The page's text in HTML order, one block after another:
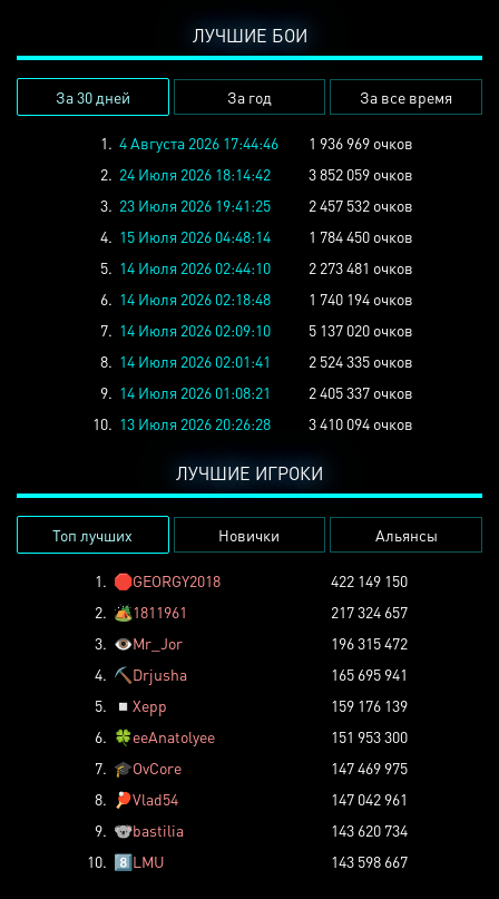
ЛУЧШИЕ БОИ
За 30 дней За год За все время
1. 4 Августа 2026 17:44:46
1 936 969 очков
2. 24 Июля 2026 18:14:42
3 852 059 очков
3. 23 Июля 2026 19:41:25
2 457 532 очков
4. 15 Июля 2026 04:48:14
1 784 450 очков
5. 14 Июля 2026 02:44:10
2 273 481 очков
6. 14 Июля 2026 02:18:48
1 740 194 очков
7. 14 Июля 2026 02:09:10
5 137 020 очков
8. 14 Июля 2026 02:01:41
2 524 335 очков
9. 14 Июля 2026 01:08:21
2 405 337 очков
10. 13 Июля 2026 20:26:28 3 410 094 очков
ЛУЧШИЕ ИГРОКИ
Топ лучших Новички Альянсы
1. 🛑GEORGY2018
422 149 150
2. 🏕️1811961
217 324 657
3. 👁️Mr_Jor
196 315 472
4. ⛏️ Drjusha
165 695 941
5.
◽ Xepp
159 176 139
6. 🍀eeAnatolyee
151 953 300
7. 🎓OvCore
147 469 975
8.
🏓Vlad54
147 042 961
9. 🐨bastilia
143 620 734
10. 8️⃣LMU 143 598 667